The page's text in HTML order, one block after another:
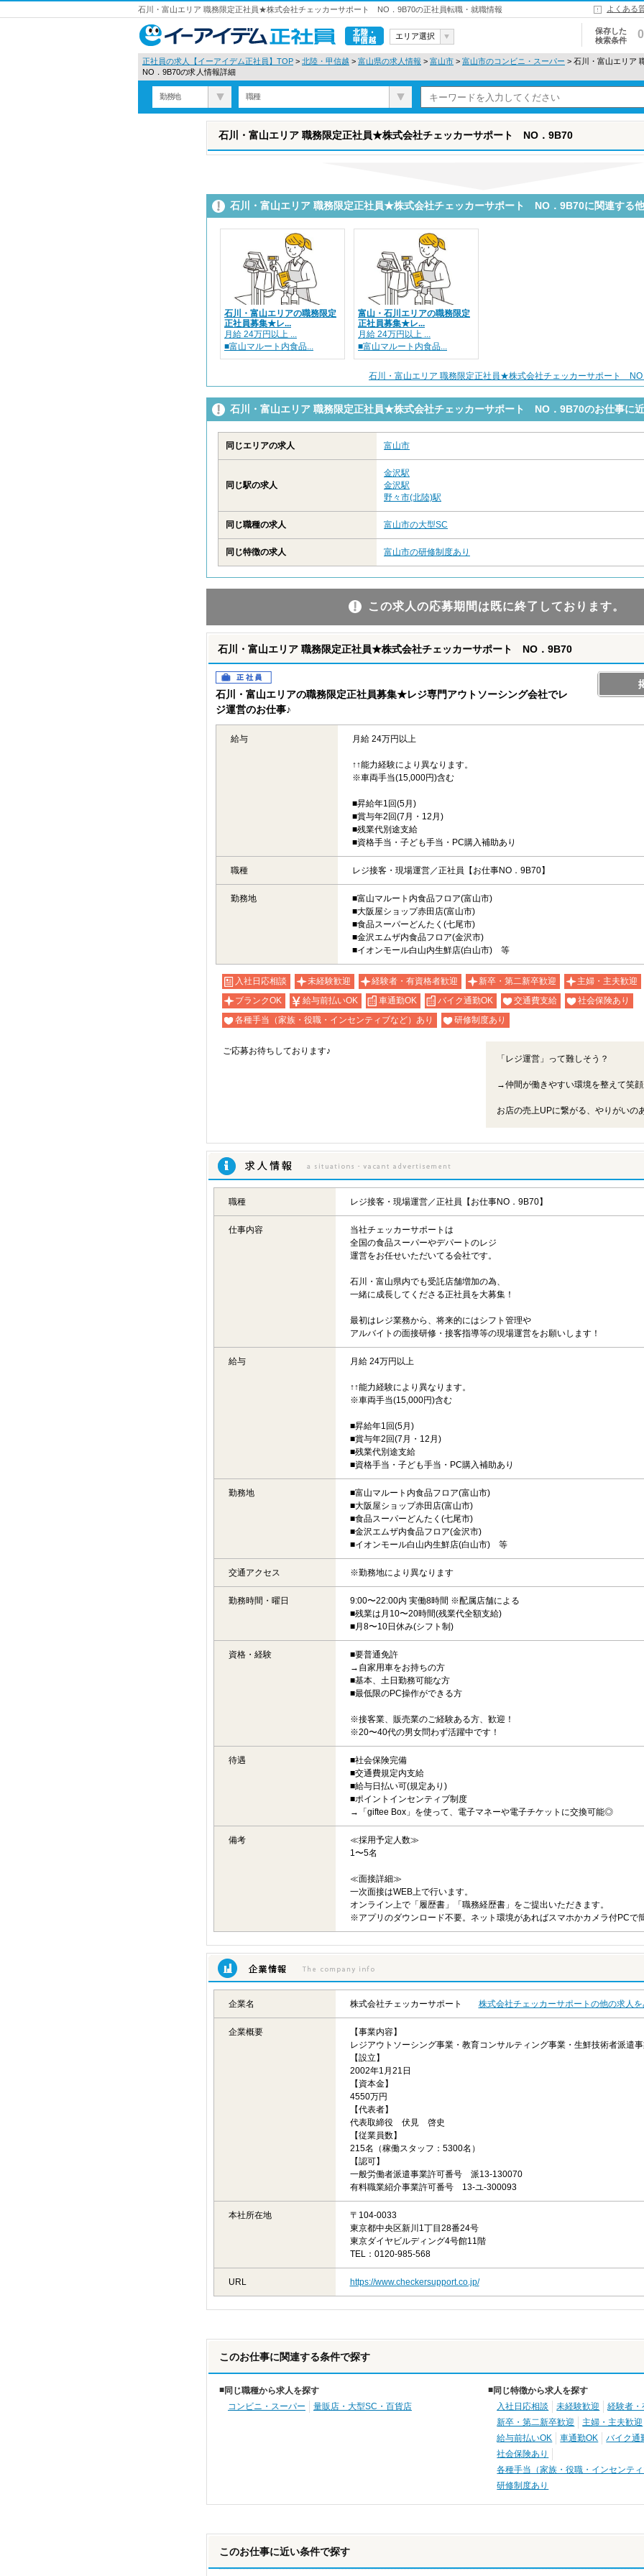
石川・富山エリア 職務限定正社員★株式会社チェッカーサポート NO．9B70の正社員転職・就職情報 よくある
北陸・甲信
越
エリア選択
保存した
検索条件
0
正社員の求人【イーアイデム正社員】TOP > 北陸・甲信越 > 富山県の求人情報 > 富山市 > 富山市のコンビニ・スーパー > 石川・富山エリア
NO．9B70の求人情報詳細
勤務地 職種
石川・富山エリア 職務限定正社員★株式会社チェッカーサポート NO．9B70
石川・富山エリア 職務限定正社員★株式会社チェッカーサポート NO．9B70に関連する
石川・富山エリアの職務限定
正社員募集★レ...
月給 24万円以上 ...
■富山マルート内食品...
富山・石川エリアの職務限定
正社員募集★レ...
月給 24万円以上 ...
■富山マルート内食品...
石川・富山エリア 職務限定正社員★株式会社チェッカーサポート NO
石川・富山エリア 職務限定正社員★株式会社チェッカーサポート NO．9B70のお仕事に
同じエリアの求人 富山市
同じ駅の求人
金沢駅
金沢駅
野々市(北陸)駅
同じ職種の求人 富山市の大型SC
同じ特徴の求人 富山市の研修制度あり
この求人の応募期間は既に終了しております。
石川・富山エリア 職務限定正社員★株式会社チェッカーサポート NO．9B70
正社員
石川・富山エリアの職務限定正社員募集★レジ専門アウトソーシング会社でレ
ジ運営のお仕事♪
給与 月給 24万円以上
↑↑能力経験により異なります。
※車両手当(15,000円)含む
■昇給年1回(5月)
■賞与年2回(7月・12月)
■残業代別途支給
■資格手当・子ども手当・PC購入補助あり
職種 レジ接客・現場運営／正社員【お仕事NO．9B70】
勤務地
■富山マルート内食品フロア(富山市)
■大阪屋ショップ赤田店(富山市)
■食品スーパーどんたく(七尾市)
■金沢エムザ内食品フロア(金沢市)
■イオンモール白山内生鮮店(白山市) 等
入社日応相談 未経験歓迎 経験者・有資格者歓迎 新卒・第二新卒歓迎 主婦・主夫歓迎
ブランクOK
給与前払いOK 車通勤OK バイク通勤OK 交通費支給
社会保険あり
各種手当（家族・役職・インセンティブなど）あり
研修制度あり
ご応募お待ちしております♪
「レジ運営」って難しそう？
→仲間が働きやすい環境を整えて笑
お店の売上UPに繋がる、やりがいの
職種
レジ接客・現場運営／正社員【お仕事NO．9B70】
仕事内容
当社チェッカーサポートは
全国の食品スーパーやデパートのレジ
運営をお任せいただいてる会社です。
石川・富山県内でも受託店舗増加の為、
一緒に成長してくださる正社員を大募集！
最初はレジ業務から、将来的にはシフト管理や
アルバイトの面接研修・接客指導等の現場運営をお願いします！
給与 月給 24万円以上
↑↑能力経験により異なります。
※車両手当(15,000円)含む
■昇給年1回(5月)
■賞与年2回(7月・12月)
■残業代別途支給
■資格手当・子ども手当・PC購入補助あり
勤務地
■富山マルート内食品フロア(富山市)
■大阪屋ショップ赤田店(富山市)
■食品スーパーどんたく(七尾市)
■金沢エムザ内食品フロア(金沢市)
■イオンモール白山内生鮮店(白山市) 等
交通アクセス ※勤務地により異なります
勤務時間・曜日
9:00〜22:00内 実働8時間 ※配属店舗による
■残業は月10〜20時間(残業代全額支給)
■月8〜10日休み(シフト制)
資格・経験
■要普通免許
→自家用車をお持ちの方
■基本、土日勤務可能な方
■最低限のPC操作ができる方
※接客業、販売業のご経験ある方、歓迎！
※20〜40代の男女問わず活躍中です！
待遇
■社会保険完備
■交通費規定内支給
■給与日払い可(規定あり)
■ポイントインセンティブ制度
→「giftee Box」を使って、電子マネーや電子チケットに交換可能◎
備考
≪採用予定人数≫
1〜5名
≪面接詳細≫
一次面接はWEB上で行います。
オンライン上で「履歴書」「職務経歴書」をご提出いただきます。
※アプリのダウンロード不要。ネット環境があればスマホかカメラ付PCで簡
企業名
株式会社チェッカーサポート 株式会社チェッカーサポートの他の求人を
企業概要
【事業内容】
レジアウトソーシング事業・教育コンサルティング事業・生鮮技術者派遣
【設立】
2002年1月21日
【資本金】
4550万円
【代表者】
代表取締役 伏見 啓史
【従業員数】
215名（稼働スタッフ：5300名）
【認可】
一般労働者派遣事業許可番号 派13-130070
有料職業紹介事業許可番号 13-ユ-300093
本社所在地
〒104-0033
東京都中央区新川1丁目28番24号
東京ダイヤビルディング4号館11階
TEL：0120-985-568
URL https://www.checkersupport.co.jp/
このお仕事に関連する条件で探す
同じ職種から求人を探す
コンビニ・スーパー
量販店・大型SC・百貨店
同じ特徴から求人を探す
入社日応相談
未経験歓迎
経験者・
新卒・第二新卒歓迎
主婦・主夫歓迎
給与前払いOK
車通勤OK バイク通
社会保険あり
各種手当（家族・役職・インセンテ
研修制度あり
このお仕事に近い条件で探す